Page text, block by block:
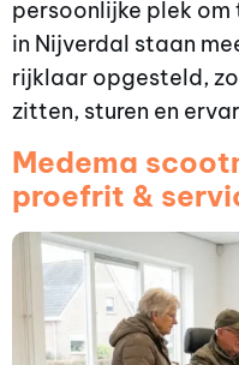
persoonlijke plek
in Nijverdal staan
rijklaar opgesteld,
zitten, sturen en
Medema
proefrit &